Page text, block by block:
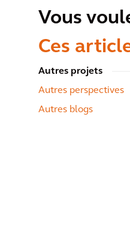
Vous
Ces
Autres projets
Autres perspectives
Autres blogs